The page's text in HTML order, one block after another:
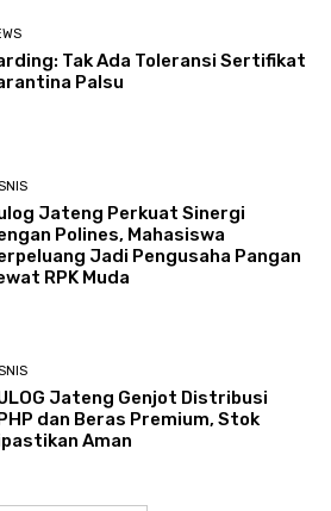
Tak Ada Toleransi Sertifikat
Palsu
Jateng Perkuat Sinergi
Polines, Mahasiswa
Jadi Pengusaha Pangan
RPK Muda
Jateng Genjot Distribusi
dan Beras Premium, Stok
Aman